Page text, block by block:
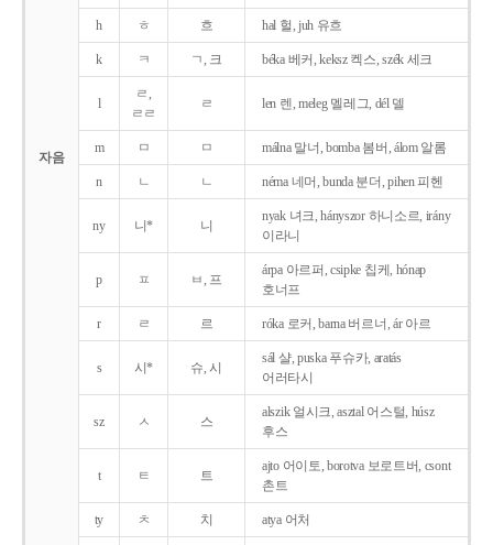
자음
h ㅎ 흐 hal 헐, juh 유흐
k ㅋ ㄱ, 크 béka 베커, keksz 켁스, szék 세크
l
ㄹ,
ㄹㄹ
ㄹ len 렌, meleg 멜레그, dél 델
m ㅁ ㅁ málna 말너, bomba 봄버, álom 알롬
n ㄴ ㄴ néma 네머, bunda 분더, pihen 피헨
ny 니* 니
nyak 녀크, hányszor 하니소르, irány
이라니
p ㅍ ㅂ, 프
árpa 아르퍼, csipke 칩케, hónap
호너프
r ㄹ 르 róka 로커, barna 버르너, ár 아르
s 시* 슈, 시
sál 샬, puska 푸슈카, aratás
어러타시
sz ㅅ 스
alszik 얼시크, asztal 어스털, húsz
후스
t ㅌ 트
ajto 어이토, borotva 보로트버, csont
촌트
ty ㅊ 치 atya 어처